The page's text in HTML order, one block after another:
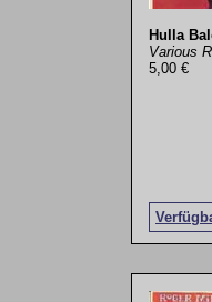
Hulla
Various
5,00 €